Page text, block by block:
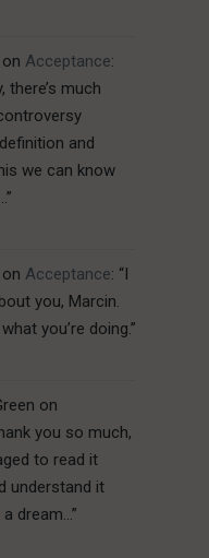
Acceptance:
there’s much
and
we can know
”
Acceptance: “I
you, Marcin.
you’re doing.”
on
you so much,
to read it
understand it
dream…”